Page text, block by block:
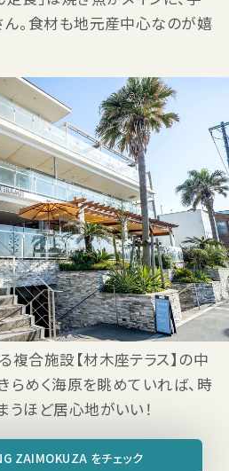
ん。食材も地元産中心なのが嬉
合施設【材木座テラス】の中
らめく海原を眺めていれば、時
ほど居心地がいい！
ZAIMOKUZA をチェック